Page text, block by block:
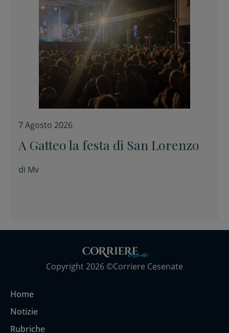
7 Agosto 2026
A Gatteo la festa di San Lorenzo
di Mv
Copyright 2026 ©Corriere Cesenate
Home
Notizie
Rubriche